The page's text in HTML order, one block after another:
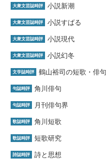
大衆文芸誌時評 小説新潮
大衆文芸誌時評 小説すばる
大衆文芸誌時評 小説現代
大衆文芸誌時評 小説幻冬
文学誌時評 鶴山裕司の短歌・俳
句誌時評 角川俳句
句誌時評 月刊俳句界
歌誌時評 角川短歌
歌誌時評 短歌研究
詩誌時評 詩と思想